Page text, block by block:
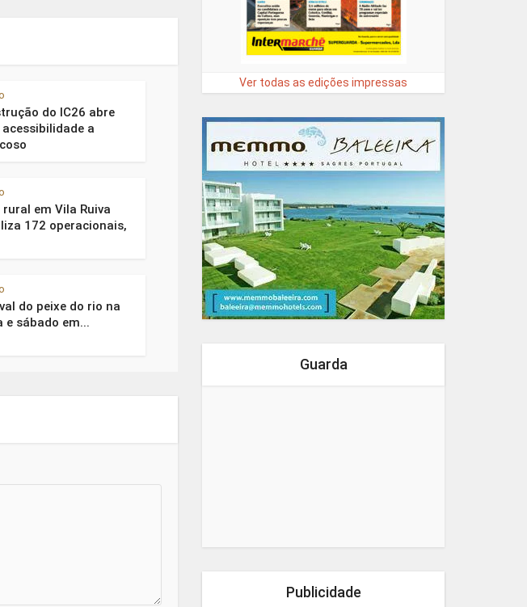
do IC26 abre
acessibilidade a
rural em Vila Ruiva
172 operacionais,
do peixe do rio na
e sábado em...
Ver todas as edições impressas
Guarda
Publicidade